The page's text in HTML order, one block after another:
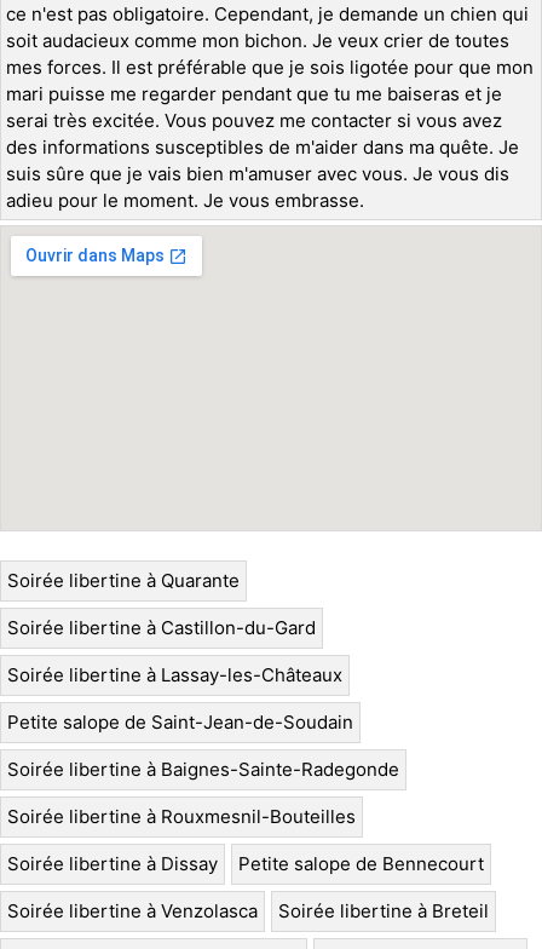
ce n'est pas obligatoire. Cependant, je demande un chien qui
soit audacieux comme mon bichon. Je veux crier de toutes
mes forces. Il est préférable que je sois ligotée pour que mon
mari puisse me regarder pendant que tu me baiseras et je
serai très excitée. Vous pouvez me contacter si vous avez
des informations susceptibles de m'aider dans ma quête. Je
suis sûre que je vais bien m'amuser avec vous. Je vous dis
adieu pour le moment. Je vous embrasse.
Soirée libertine à Quarante
Soirée libertine à Castillon-du-Gard
Soirée libertine à Lassay-les-Châteaux
Petite salope de Saint-Jean-de-Soudain
Soirée libertine à Baignes-Sainte-Radegonde
Soirée libertine à Rouxmesnil-Bouteilles
Soirée libertine à Dissay Petite salope de Bennecourt
Soirée libertine à Venzolasca Soirée libertine à Breteil